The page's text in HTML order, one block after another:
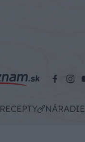
RECEPTY NÁRADIE